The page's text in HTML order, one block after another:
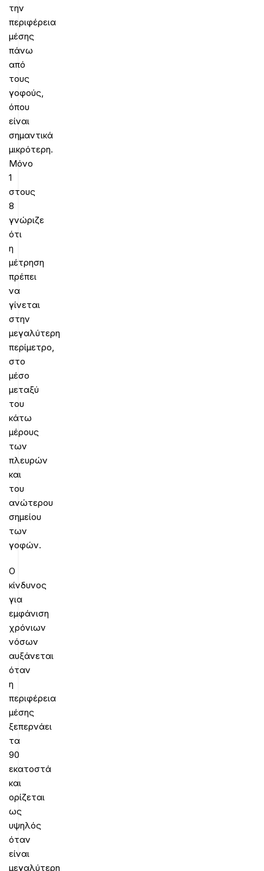
την
περιφέρεια
μέσης
πάνω
από
τους
γοφούς,
όπου
είναι
σημαντικά
μικρότερη.
Μόνο
1
στους
8
γνώριζε
ότι
η
μέτρηση
πρέπει
να
γίνεται
στην
μεγαλύτερη
περίμετρο,
στο
μέσο
μεταξύ
του
κάτω
μέρους
των
πλευρών
και
του
ανώτερου
σημείου
των
γοφών.
Ο
κίνδυνος
για
εμφάνιση
χρόνιων
νόσων
αυξάνεται
όταν
η
περιφέρεια
μέσης
ξεπερνάει
τα
90
εκατοστά
και
ορίζεται
ως
υψηλός
όταν
είναι
μεγαλύτερη